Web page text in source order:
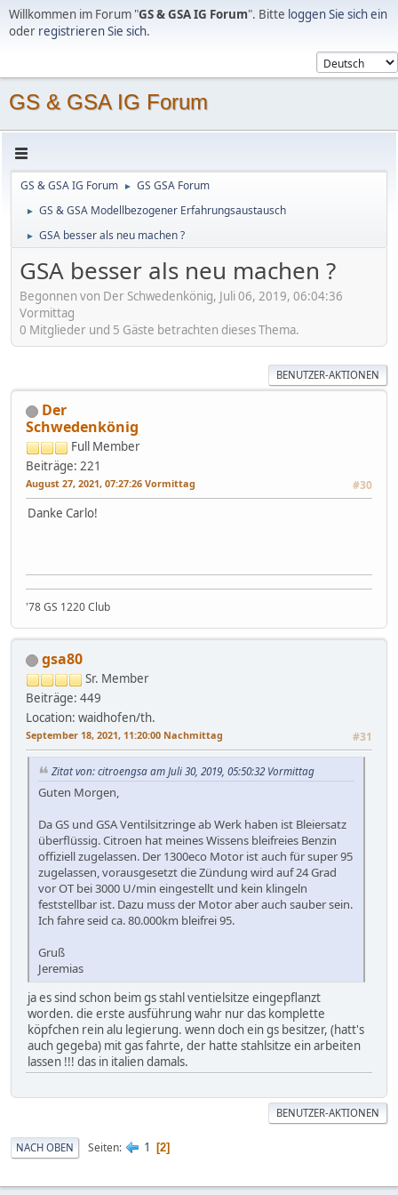
Willkommen im Forum "GS & GSA IG Forum". Bitte loggen Sie sich ein
oder registrieren Sie sich.
GS & GSA IG Forum
GS & GSA IG Forum ► GS GSA Forum
► GS & GSA Modellbezogener Erfahrungsaustausch
► GSA besser als neu machen ?
GSA besser als neu machen ?
Begonnen von Der Schwedenkönig, Juli 06, 2019, 06:04:36
Vormittag
0 Mitglieder und 5 Gäste betrachten dieses Thema.
BENUTZER-AKTIONEN
Der
Schwedenkönig
Full Member
Beiträge: 221
August 27, 2021, 07:27:26 Vormittag #30
Danke Carlo!
'78 GS 1220 Club
gsa80
Sr. Member
Beiträge: 449
Location: waidhofen/th.
September 18, 2021, 11:20:00 Nachmittag #31
Zitat von: citroengsa am Juli 30, 2019, 05:50:32 Vormittag
Guten Morgen,
Da GS und GSA Ventilsitzringe ab Werk haben ist Bleiersatz
überflüssig. Citroen hat meines Wissens bleifreies Benzin
offiziell zugelassen. Der 1300eco Motor ist auch für super 95
zugelassen, vorausgesetzt die Zündung wird auf 24 Grad
vor OT bei 3000 U/min eingestellt und kein klingeln
feststellbar ist. Dazu muss der Motor aber auch sauber sein.
Ich fahre seid ca. 80.000km bleifrei 95.
Gruß
Jeremias
ja es sind schon beim gs stahl ventielsitze eingepflanzt
worden. die erste ausführung wahr nur das komplette
köpfchen rein alu legierung. wenn doch ein gs besitzer, (hatt's
auch gegeba) mit gas fahrte, der hatte stahlsitze ein arbeiten
lassen !!! das in italien damals.
BENUTZER-AKTIONEN
NACH OBEN Seiten 1 2